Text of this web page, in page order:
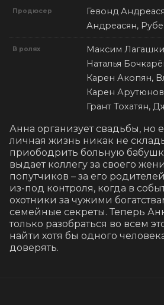
Продюсер
Гевонд
Андреасян,
В ролях
Максим
Наталья
Карен Акопян,
Карен
Грант Тохатян,
Анна организует свадьбы, но
личная жизнь никак не
приободрить больную
выдает коллегу за своего
попутчиков – за его
из-под контроля, когда в
охотники за чужими
семейные секреты. Теперь
только разобраться во всем
найти хотя бы одного
доверять.